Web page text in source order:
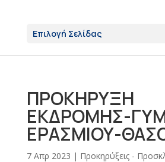
Επιλογή Σελίδας
ΠΡΟΚΗΡΥΞΗ
ΕΚΔΡΟΜΗΣ-
ΕΡΑΣΜΙΟΥ-
7 Απρ 2023 | Προκηρύξεις -